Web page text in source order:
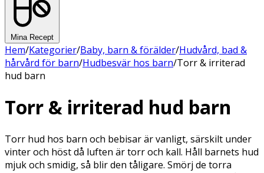
Mina Recept
Hem/Kategorier/Baby, barn & förälder/Hudvård, bad &
hårvård för barn/Hudbesvär hos barn/Torr & irriterad
hud barn
Torr & irriterad hud barn
Torr hud hos barn och bebisar är vanligt, särskilt under
vinter och höst då luften är torr och kall. Håll barnets hud
mjuk och smidig, så blir den tåligare. Smörj de torra